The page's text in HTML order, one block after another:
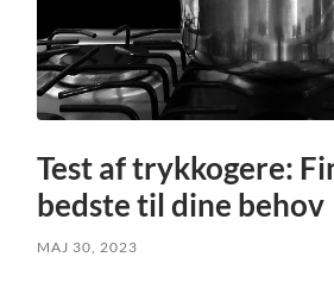
Test af trykkogere:
bedste til dine behov
MAJ 30, 2023